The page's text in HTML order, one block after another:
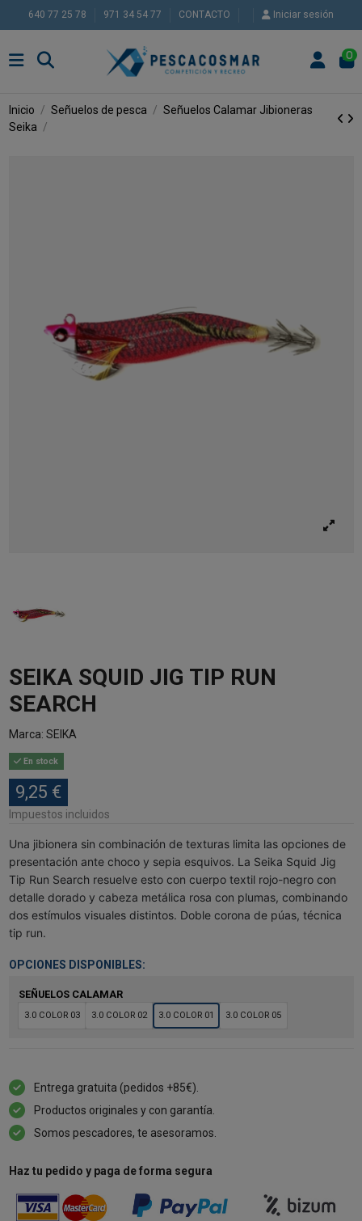
640 77 25 78 971 34 54 77 CONTACTO Iniciar sesión
0
Inicio Señuelos de pesca Señuelos Calamar Jibioneras
Seika
SEIKA SQUID JIG TIP RUN
SEARCH
Marca: SEIKA
En stock
9,25 €
Impuestos incluidos
Una jibionera sin combinación de texturas limita las opciones de
presentación ante choco y sepia esquivos. La Seika Squid Jig
Tip Run Search resuelve esto con cuerpo textil rojo-negro con
detalle dorado y cabeza metálica rosa con plumas, combinando
dos estímulos visuales distintos. Doble corona de púas, técnica
tip run.
OPCIONES DISPONIBLES:
SEÑUELOS CALAMAR
3.0 COLOR 03 3.0 COLOR 02 3.0 COLOR 01 3.0 COLOR 05
Entrega gratuita (pedidos +85€).
Productos originales y con garantía.
Somos pescadores, te asesoramos.
Haz tu pedido y paga de forma segura